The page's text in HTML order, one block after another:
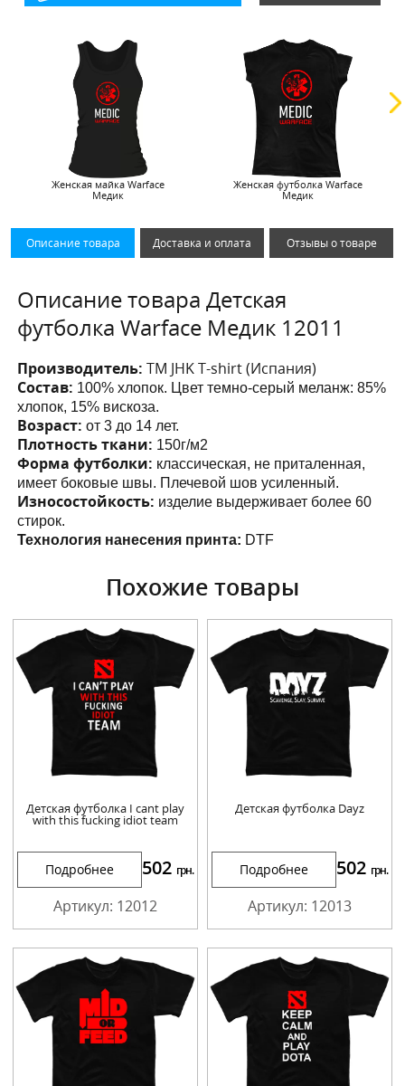
Женская майка Warface
Медик
Женская футболка Warface
Медик
Описание товара Доставка и оплата Отзывы о товаре
Описание товара Детская
футболка Warface Медик 12011
Производитель:ТМ JHK T-shirt (Испания)
Состав: 100% хлопок. Цвет темно-серый меланж: 85%
хлопок, 15% вискоза.
Возраст: от 3 до 14 лет.
Плотность ткани: 150г/м2
Форма футболки: классическая, не приталенная,
имеет боковые швы. Плечевой шов усиленный.
Износостойкость: изделие выдерживает более 60
стирок.
Технология нанесения принта: DTF
Похожие товары
Детская футболка I cant play
with this fucking idiot team
Подробнее 502 грн.
Артикул: 12012
Детская футболка Dayz
Подробнее 502 грн.
Артикул: 12013